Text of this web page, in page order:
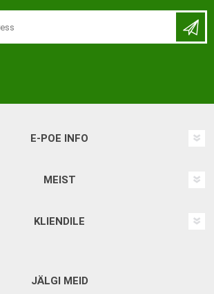
E-POE INFO
MEIST
KLIENDILE
JÄLGI MEID